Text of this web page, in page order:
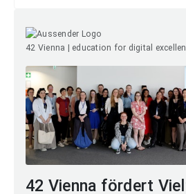
42 Vienna | education for digital
42 Vienna fördert